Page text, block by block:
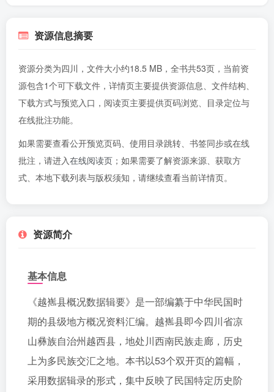
资源信息摘要
资源分类为四川，文件大小约18.5 MB，全书共53页，当前资
源包含1个可下载文件，详情页主要提供资源信息、文件结构、
下载方式与预览入口，阅读页主要提供页码浏览、目录定位与
在线批注功能。
如果需要查看公开预览页码、使用目录跳转、书签同步或在线
批注，请进入在线阅读页 ；如果需要了解资源来源、获取方
式、本地下载列表与版权须知，请继续查看当前详情页。
资源简介
基本信息
《越嶲县概况数据辑要》是一部编纂于中华民国时
期的县级地方概况资料汇编。越嶲县即今四川省凉
山彝族自治州越西县，地处川西南民族走廊，历史
上为多民族交汇之地。本书以53个双开页的篇幅，
采用数据辑录的形式，集中反映了民国特定历史阶